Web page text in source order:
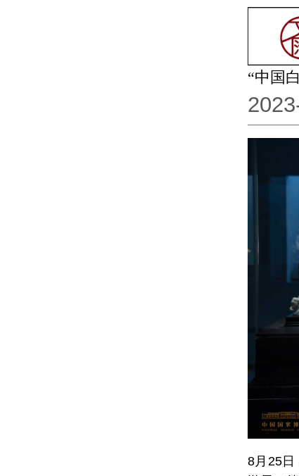
“中国
8月25日